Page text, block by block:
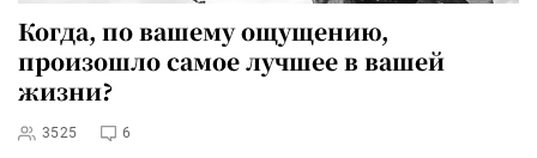
Когда, по вашему ощущению,
произошло самое лучшее в вашей
жизни?
3525 6